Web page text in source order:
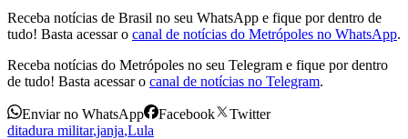
Receba notícias de Brasil no seu WhatsApp e fique por dentro de
tudo! Basta acessar o canal de notícias do Metrópoles no WhatsApp.
Receba notícias do Metrópoles no seu Telegram e fique por dentro
de tudo! Basta acessar o canal de notícias no Telegram.
Enviar no WhatsApp Facebook
Twitter
ditadura militar,janja,Lula